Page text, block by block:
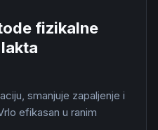
fizikalne
smanjuje zapaljenje i
efikasan u ranim